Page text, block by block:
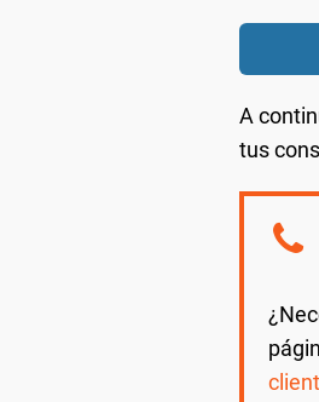
A
tus